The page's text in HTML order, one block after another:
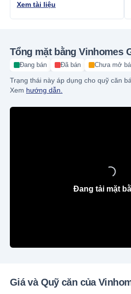
Xem tài liệu
Tổng mặt bằng Vinhomes
Đang bán Đã bán Chưa mở
Trạng thái này áp dụng cho quỹ căn
Xem hướng dẫn.
Đang tải mặt
Giá và Quỹ căn của